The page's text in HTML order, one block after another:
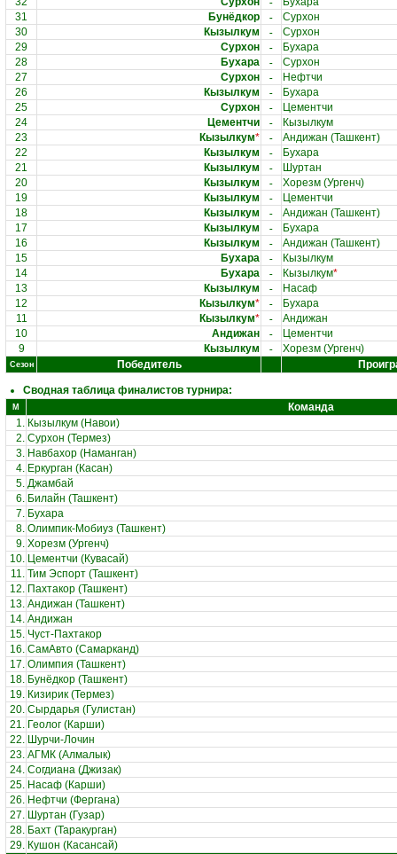
31
Бунёдкор -
Сурхон
30
Кызылкум -
Сурхон
29
Сурхон -
Бухара
28
Бухара -
Сурхон
27
Сурхон -
Нефтчи
26
Кызылкум -
Бухара
25
Сурхон -
Цементчи
24
Цементчи -
Кызылкум
23
Кызылкум* -
Андижан (Ташкент)
22
Кызылкум -
Бухара
21
Кызылкум -
Шуртан
20
Кызылкум -
Хорезм (Ургенч)
19
Кызылкум -
Цементчи
18
Кызылкум -
Андижан (Ташкент)
17
Кызылкум -
Бухара
16
Кызылкум -
Андижан (Ташкент)
15
Бухара -
Кызылкум
14
Бухара - Кызылкум*
13
Кызылкум -
Насаф
12
Кызылкум* -
Бухара
11
Кызылкум* -
Андижан
10
Андижан -
Цементчи
9
Кызылкум - Хорезм (Ургенч)
Сезон Победитель
Сводная таблица финалистов турнира:
М
Команда
1. Кызылкум (Навои)
2. Сурхон (Термез)
3. Навбахор (Наманган)
4. Еркурган (Касан)
5. Джамбай
6. Билайн (Ташкент)
7. Бухара
8. Олимпик-Мобиуз (Ташкент)
9. Хорезм (Ургенч)
10. Цементчи (Кувасай)
11. Тим Эспорт (Ташкент)
12. Пахтакор (Ташкент)
13. Андижан (Ташкент)
14. Андижан
15. Чуст-Пахтакор
16. СамАвто (Самарканд)
17. Олимпия (Ташкент)
18. Бунёдкор (Ташкент)
19. Кизирик (Термез)
20. Сырдарья (Гулистан)
21. Геолог (Карши)
22. Шурчи-Лочин
23. АГМК (Алмалык)
24. Согдиана (Джизак)
25. Насаф (Карши)
26. Нефтчи (Фергана)
27. Шуртан (Гузар)
28. Бахт (Таракурган)
29. Кушон (Касансай)